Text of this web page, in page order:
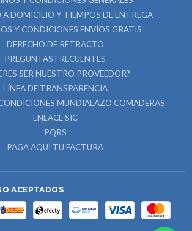
A DOMICILIO Y TIEMPOS DE ENTREGA
Y CONDICIONES ENVÍOS GRATIS
DERECHO DE RETRACTO
PREGUNTAS FRECUENTES
SER NUESTRO PROVEEDOR?
LÍNEA DE TRANSPARENCIA
MUNDIALAZO COMADERAS
ENLACE SIC
PQRS
PAGA AQUÍ TU FACTURA
ACEPTADOS